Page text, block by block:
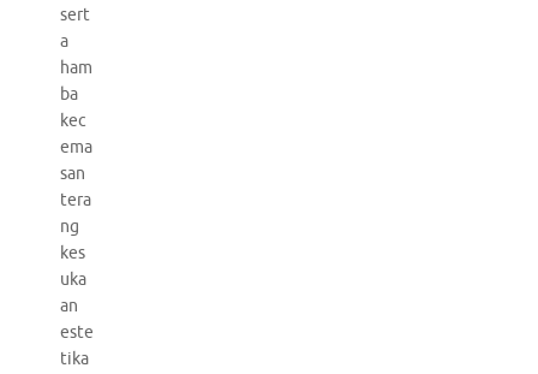
sert
a
ham
ba
kec
ema
san
tera
ng
kes
uka
an
este
tika